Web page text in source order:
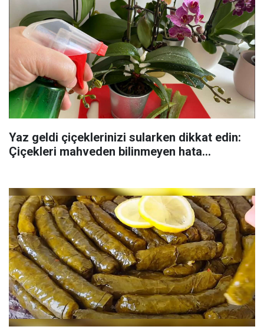
Yaz geldi çiçeklerinizi sularken dikkat edin:
Çiçekleri mahveden bilinmeyen hata...